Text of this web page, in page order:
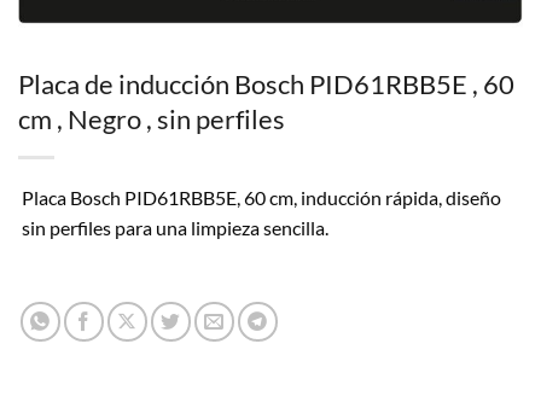
Placa de inducción Bosch PID61RBB5E , 60
cm , Negro , sin perfiles
Placa Bosch PID61RBB5E, 60 cm, inducción rápida, diseño
sin perfiles para una limpieza sencilla.